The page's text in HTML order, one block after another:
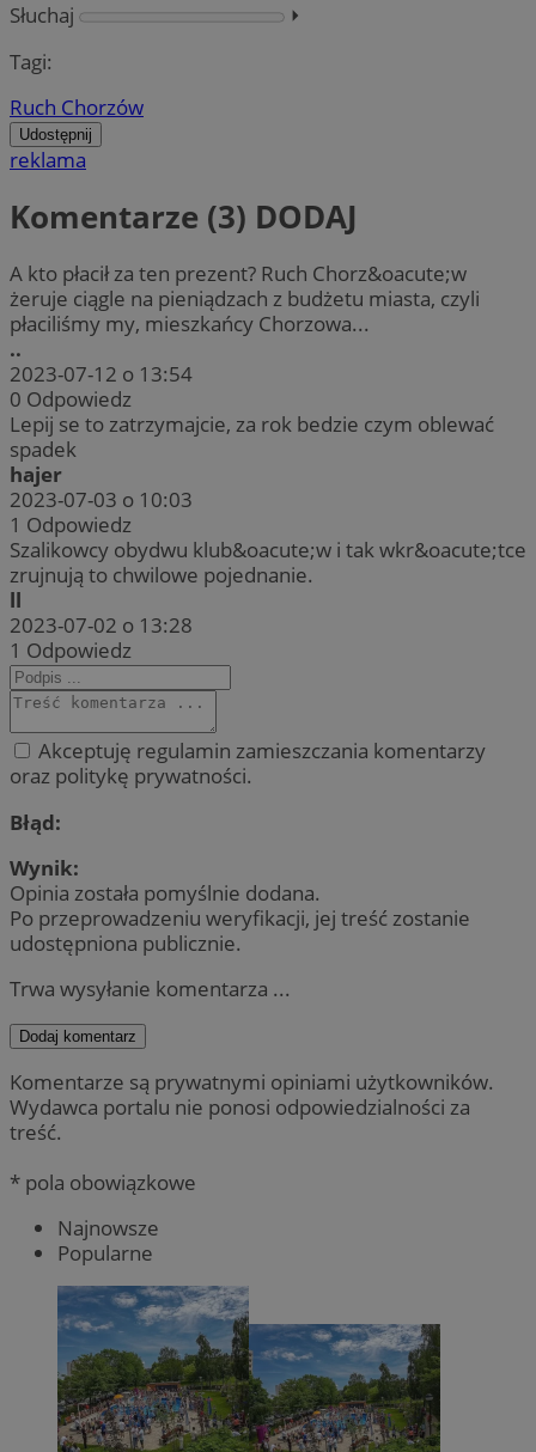
Słuchaj
⏵︎
Tagi:
Ruch Chorzów
Udostępnij
reklama
Komentarze (3) DODAJ
A kto płacił za ten prezent? Ruch Chorz&oacute;w
żeruje ciągle na pieniądzach z budżetu miasta, czyli
płaciliśmy my, mieszkańcy Chorzowa...
..
2023-07-12 o 13:54
0 Odpowiedz
Lepij se to zatrzymajcie, za rok bedzie czym oblewać
spadek
hajer
2023-07-03 o 10:03
1 Odpowiedz
Szalikowcy obydwu klub&oacute;w i tak wkr&oacute;tce
zrujnują to chwilowe pojednanie.
ll
2023-07-02 o 13:28
1 Odpowiedz
Akceptuję regulamin zamieszczania komentarzy
oraz politykę prywatności.
Błąd:
Wynik:
Opinia została pomyślnie dodana.
Po przeprowadzeniu weryfikacji, jej treść zostanie
udostępniona publicznie.
Trwa wysyłanie komentarza ...
Dodaj komentarz
Komentarze są prywatnymi opiniami użytkowników.
Wydawca portalu nie ponosi odpowiedzialności za
treść.
* pola obowiązkowe
Najnowsze
Popularne